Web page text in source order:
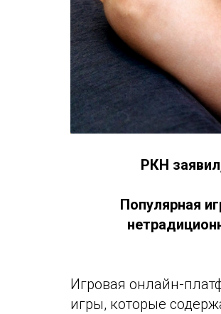
РКН
Популярная
Игровая онлайн-
игры, которые